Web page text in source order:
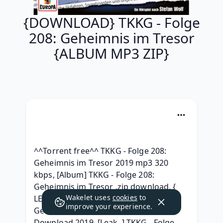
{DOWNLOAD} TKKG - Folge
208: Geheimnis im Tresor
{ALBUM MP3 ZIP}
^^Torrent free^^ TKKG - Folge 208:
Geheimnis im Tresor 2019 mp3 320
kbps, [Album] TKKG - Folge 208:
Geheimnis im Tresor .zip download, {
LEAK ALBUM } TKKG - Folge 208:
Geheimnis im Tresor Full Album
Wakelet uses cookies to
improve your experience.